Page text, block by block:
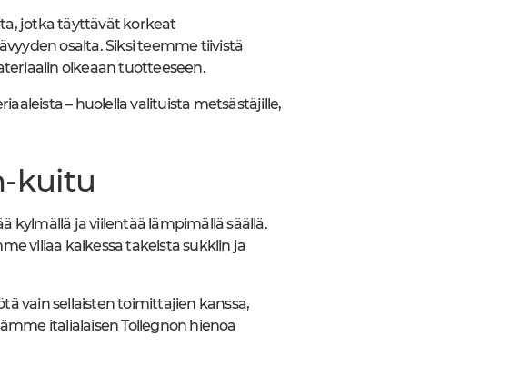
jotka täyttävät korkeat
osalta. Siksi teemme tiivistä
oikeaan tuotteeseen.
– huolella valituista metsästäjille,
kuitu
kylmällä ja viilentää lämpimällä säällä.
villaa kaikessa takeista sukkiin ja
vain sellaisten toimittajien kanssa,
italialaisen Tollegnon hienoa